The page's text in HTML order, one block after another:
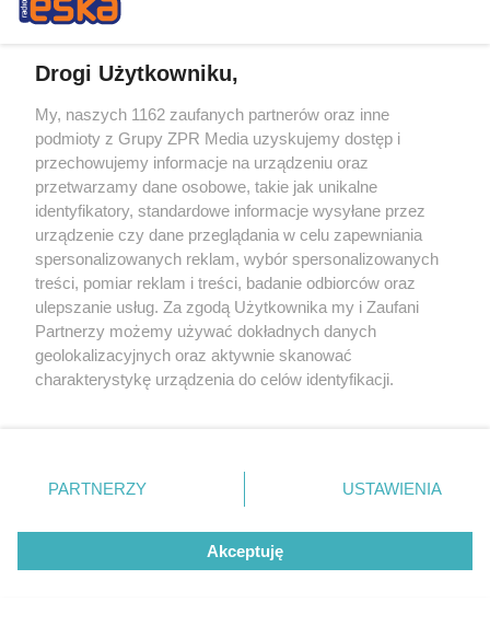
Żaden utwór zamieszczony w serwisie nie może być powielany i
rozpowszechniany lub dalej rozpowszechniany w jakikolwiek sposób (w
tym także elektroniczny lub mechaniczny) na jakimkolwiek polu
eksploatacji w jakiejkolwiek formie, włącznie z umieszczaniem w
Internecie bez pisemnej zgody właściciela praw. Jakiekolwiek użycie lub
Drogi Użytkowniku,
My, naszych 1162 zaufanych partnerów oraz inne
podmioty z Grupy ZPR Media uzyskujemy dostęp i
przechowujemy informacje na urządzeniu oraz
przetwarzamy dane osobowe, takie jak unikalne
identyfikatory, standardowe informacje wysyłane przez
urządzenie czy dane przeglądania w celu zapewniania
spersonalizowanych reklam, wybór spersonalizowanych
treści, pomiar reklam i treści, badanie odbiorców oraz
ulepszanie usług. Za zgodą Użytkownika my i Zaufani
Partnerzy możemy używać dokładnych danych
geolokalizacyjnych oraz aktywnie skanować
charakterystykę urządzenia do celów identyfikacji.
zmienić/wycofać klikając przycisk ustawień prywatności
znajdujący się w lewym dolnym rogu strony
rodzaje przetwarzania danych nie wymagają zgody
użytkownika, ale masz prawo sprzeciwić się takiemu
przetwarzaniu. Preferencje będą miały zastosowanie tylko
PARTNERZY USTAWIENIA
Akceptuję